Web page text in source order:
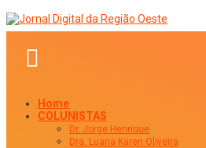
Home
COLUNISTAS
Dr. Jorge Henrique
Dra. Luana Karen Oliveira